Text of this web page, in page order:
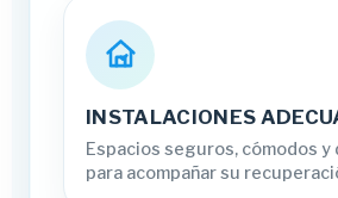
INSTALACIONES
Espacios seguros, cómodos y
para acompañar su